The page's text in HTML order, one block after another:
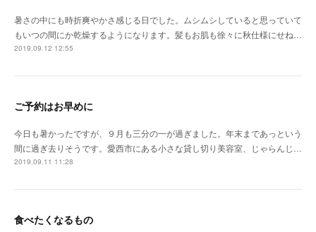
暑さの中にも時折爽やかさ感じる日でした。ムシムシしていると思っていて
もいつの間にか乾燥するようになります。髪もお肌も徐々に秋仕様にせね…
2019.09.12 12:55
ご予約はお早めに
今日も暑かったですが、９月も三分の一が過ぎました。年末まであっという
間に過ぎ去りそうです。愛西市にある小さな貸し切り美容室、じゃらんじ…
2019.09.11 11:28
食べたくなるもの